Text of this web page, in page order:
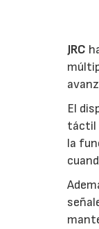
JRC
El
táctil
la